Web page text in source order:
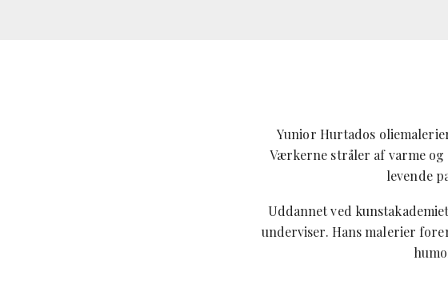
Yunior Hurtados
Værkerne stråler af varme
levende
Uddannet ved
underviser. Hans malerier